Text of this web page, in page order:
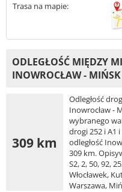
Trasa na mapie:
ODLEGŁOŚĆ MIĘDZY
INOWROCŁAW -
309 km
Odległość
Inowrocław -
wybranego
drogi 252 i A1
odległość
309 km.
S2, 2, 50, 92,
Włocławek,
Warszawa,